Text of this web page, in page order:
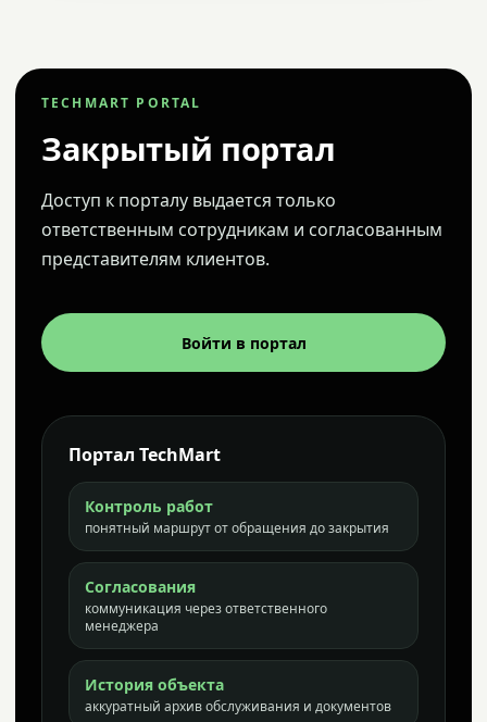
TECHMART PORTAL
Закрытый портал
Доступ к порталу выдается только
ответственным сотрудникам и согласованным
представителям клиентов.
Войти в портал
Портал TechMart
Контроль работ
понятный маршрут от обращения до закрытия
Согласования
коммуникация через ответственного
менеджера
История объекта
аккуратный архив обслуживания и документов